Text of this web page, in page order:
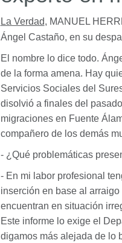
La Verdad, MANUEL
Ángel Castaño, en su
El nombre lo dice todo.
de la forma amena. Hay
Servicios Sociales del
disolvió a finales del
migraciones en Fuente
compañero de los demás
- ¿Qué problemáticas
- En mi labor profesional
inserción en base al
encuentran en situación
Este informe lo exige el
digamos más alejada de lo